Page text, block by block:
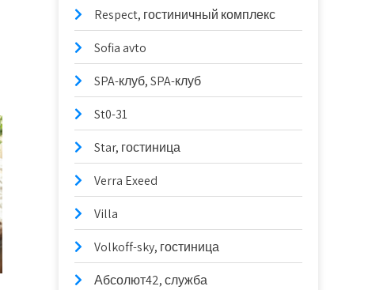
Respect, гостиничный комплекс
Sofia avto
SPA-клуб, SPA-клуб
St0-31
Star, гостиница
Verra Exeed
Villa
Volkoff-sky, гостиница
Абсолют42, служба